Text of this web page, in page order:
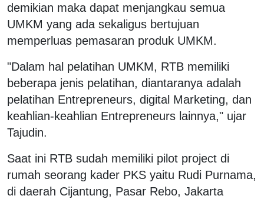
demikian maka dapat menjangkau semua
UMKM yang ada sekaligus bertujuan
memperluas pemasaran produk UMKM.
"Dalam hal pelatihan UMKM, RTB memiliki
beberapa jenis pelatihan, diantaranya adalah
pelatihan Entrepreneurs, digital Marketing, dan
keahlian-keahlian Entrepreneurs lainnya," ujar
Tajudin.
Saat ini RTB sudah memiliki pilot project di
rumah seorang kader PKS yaitu Rudi Purnama,
di daerah Cijantung, Pasar Rebo, Jakarta